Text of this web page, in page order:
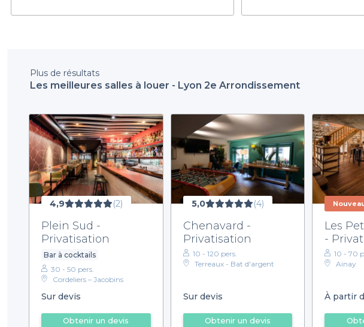
Plus de résultats
Les meilleures salles à louer - Lyon 2e Arrondissement
4,9 (2)
Plein Sud -
Privatisation
Bar à cocktails
30 - 50 pers.
Cordeliers – Jacobins
Sur devis
Obtenir un devis
5,0 (4)
Chenavard -
Privatisation
10 - 120 pers.
Terreaux - Bat d'argent
Sur devis
Obtenir un devis
Les
-
10 - 70
Ainay
À partir